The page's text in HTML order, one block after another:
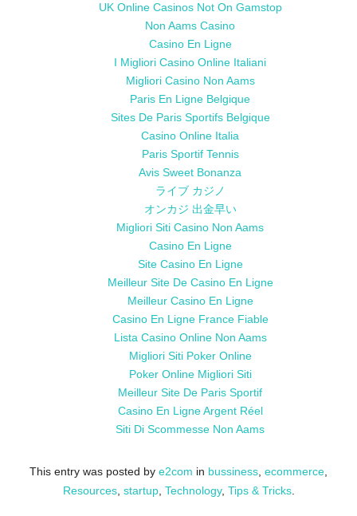
UK Online Casinos Not On Gamstop
Non Aams Casino
Casino En Ligne
I Migliori Casino Online Italiani
Migliori Casino Non Aams
Paris En Ligne Belgique
Sites De Paris Sportifs Belgique
Casino Online Italia
Paris Sportif Tennis
Avis Sweet Bonanza
ライブ カジノ
オンカジ 出金早い
Migliori Siti Casino Non Aams
Casino En Ligne
Site Casino En Ligne
Meilleur Site De Casino En Ligne
Meilleur Casino En Ligne
Casino En Ligne France Fiable
Lista Casino Online Non Aams
Migliori Siti Poker Online
Poker Online Migliori Siti
Meilleur Site De Paris Sportif
Casino En Ligne Argent Réel
Siti Di Scommesse Non Aams
This entry was posted by e2com in bussiness, ecommerce,
Resources, startup, Technology, Tips & Tricks.